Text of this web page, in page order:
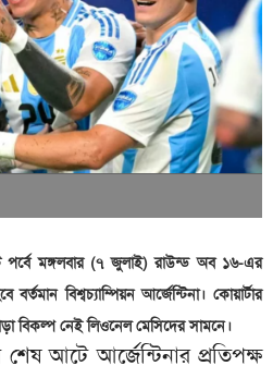
মঙ্গলবার (৭ জুলাই) রাউন্ড অব ১৬-এর
বিশ্বচ্যাম্পিয়ন আর্জেন্টিনা। কোয়ার্টার
বিকল্প নেই লিওনেল মেসিদের সামনে।
আটে আর্জেন্টিনার প্রতিপক্ষ